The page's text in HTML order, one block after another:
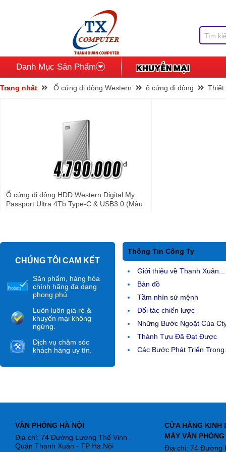
Danh Mục Sản Phẩm
Trang nhất Ổ cứng di động Western ổ cứng di động Thiết
đ
Ổ cứng di động HDD Western Digital My
Passport Ultra 4Tb Type-C & USB3.0 (Màu
CHÚNG TÔI CAM KẾT
Sản phẩm, hàng hóa
chính hãng đa dạng
phong phú.
Luôn luôn giá rẻ &
khuyến mại không
ngừng.
Dịch vụ chăm sóc
khách hàng uy tín.
Thông Tin Công Ty
Giới thiệu về Thanh Xuân...
Bản đồ
Tầm nhìn sứ mệnh
Đối tác chiến lược
Những Bước Ngoặt Của
Thành Tựu Đã Đạt Được
Các Bước Phát Triển
VĂN PHÒNG HÀ NỘI
Địa chỉ: 74 Đường Lương Thế Vinh -
Quận Thanh Xuân - TP Hà Nội
CỬA HÀNG KINH
MÁY VĂN PHÒNG
Địa chỉ: 74 Đường